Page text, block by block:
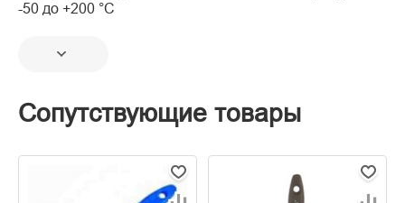
-50 до +200 °С
Сопутствующие товары